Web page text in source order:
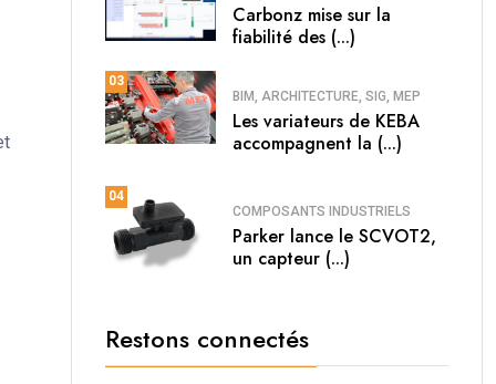
Carbonz mise sur la
fiabilité des (...)
03
BIM, ARCHITECTURE, SIG, MEP
Les variateurs de KEBA
accompagnent la (...)
04
COMPOSANTS INDUSTRIELS
Parker lance le SCVOT2,
un capteur (...)
Restons connectés